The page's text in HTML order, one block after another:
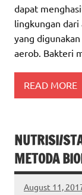
dapat
lingkungan
yang
aerob. Bakteri
READ MORE
NUTRISI/
METODA
August 11,